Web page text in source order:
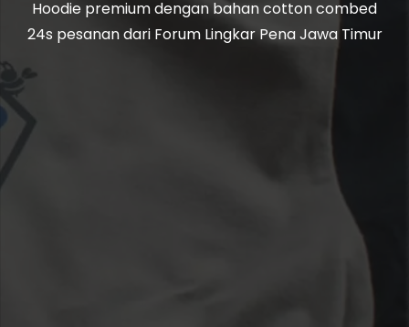
Hoodie premium dengan bahan cotton combed
24s pesanan dari Forum Lingkar Pena Jawa Timur